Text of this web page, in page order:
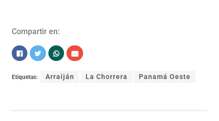
Compartir en:
Etiquetas: Arraiján La Chorrera Panamá Oeste